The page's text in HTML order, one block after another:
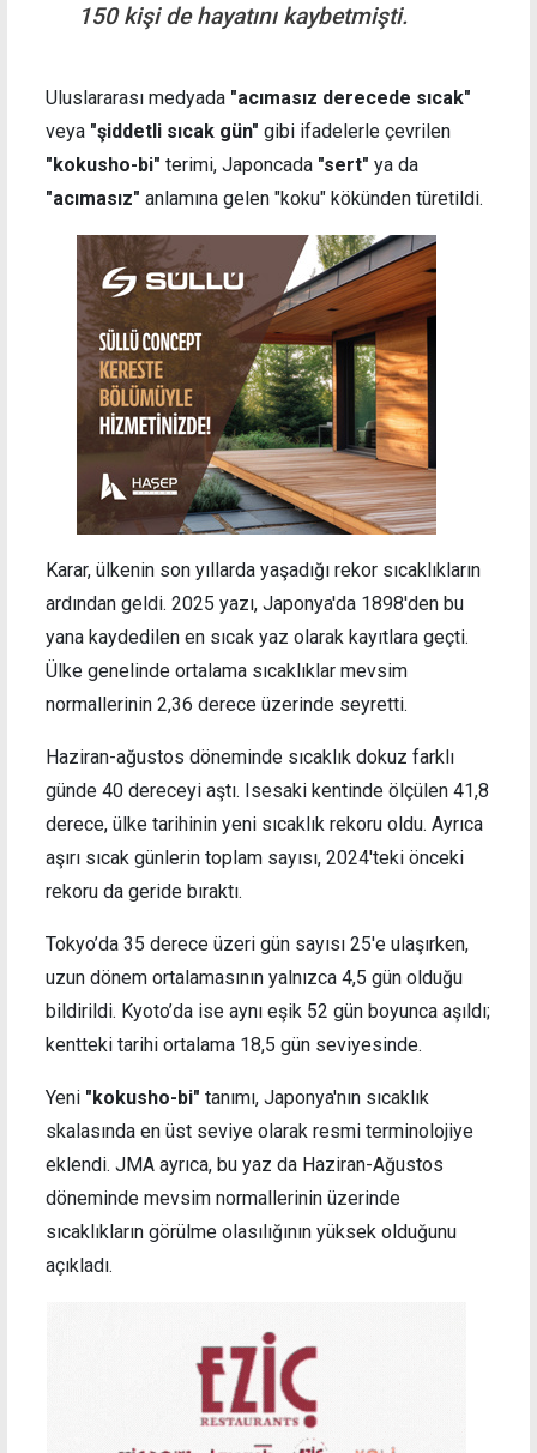
150 kişi de hayatını kaybetmişti.
Uluslararası medyada "acımasız derecede sıcak"
veya "şiddetli sıcak gün" gibi ifadelerle çevrilen
"kokusho-bi" terimi, Japoncada "sert" ya da
"acımasız" anlamına gelen "koku" kökünden türetildi.
Karar, ülkenin son yıllarda yaşadığı rekor sıcaklıkların
ardından geldi. 2025 yazı, Japonya'da 1898'den bu
yana kaydedilen en sıcak yaz olarak kayıtlara geçti.
Ülke genelinde ortalama sıcaklıklar mevsim
normallerinin 2,36 derece üzerinde seyretti.
Haziran-ağustos döneminde sıcaklık dokuz farklı
günde 40 dereceyi aştı. Isesaki kentinde ölçülen 41,8
derece, ülke tarihinin yeni sıcaklık rekoru oldu. Ayrıca
aşırı sıcak günlerin toplam sayısı, 2024'teki önceki
rekoru da geride bıraktı.
Tokyo’da 35 derece üzeri gün sayısı 25'e ulaşırken,
uzun dönem ortalamasının yalnızca 4,5 gün olduğu
bildirildi. Kyoto’da ise aynı eşik 52 gün boyunca aşıldı;
kentteki tarihi ortalama 18,5 gün seviyesinde.
Yeni "kokusho-bi" tanımı, Japonya'nın sıcaklık
skalasında en üst seviye olarak resmi terminolojiye
eklendi. JMA ayrıca, bu yaz da Haziran-Ağustos
döneminde mevsim normallerinin üzerinde
sıcaklıkların görülme olasılığının yüksek olduğunu
açıkladı.